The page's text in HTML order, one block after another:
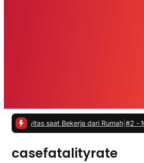
saat Bekerja dari Rumah |#2 -
casefatalityrate